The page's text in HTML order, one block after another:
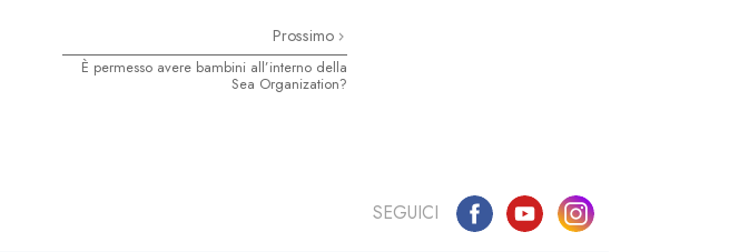
Prossimo
È permesso avere bambini all’interno della
Sea Organization?
SEGUICI